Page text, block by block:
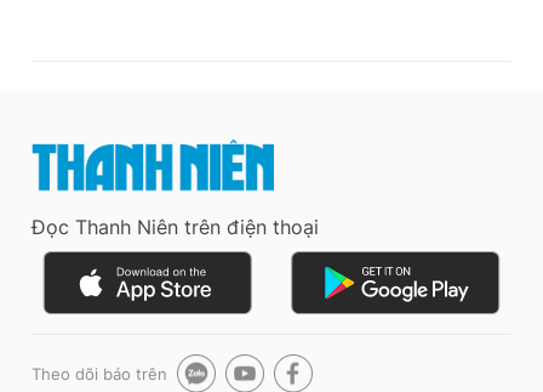
Đọc Thanh Niên trên điện thoại
Theo dõi báo trên